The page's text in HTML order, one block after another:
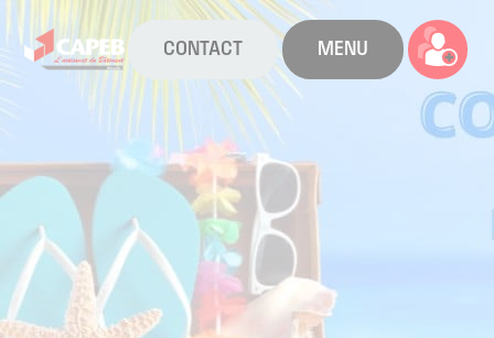
CONTACT MENU
Nos services
Agenda
Actualités